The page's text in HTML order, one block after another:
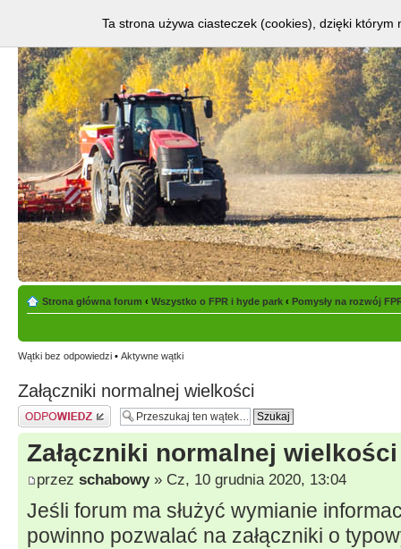
Strona główna forum ‹ Wszystko o FPR i hyde park ‹ Pomysły na rozwój
Wątki bez odpowiedzi • Aktywne wątki
Załączniki normalnej wielkości
Odpowiedz
Załączniki normalnej wielkości
przez schabowy» Cz, 10 grudnia 2020, 13:04
Jeśli forum ma służyć wymianie
powinno pozwalać na załączniki o
Ta strona używa ciasteczek (cookies), dzięki którym